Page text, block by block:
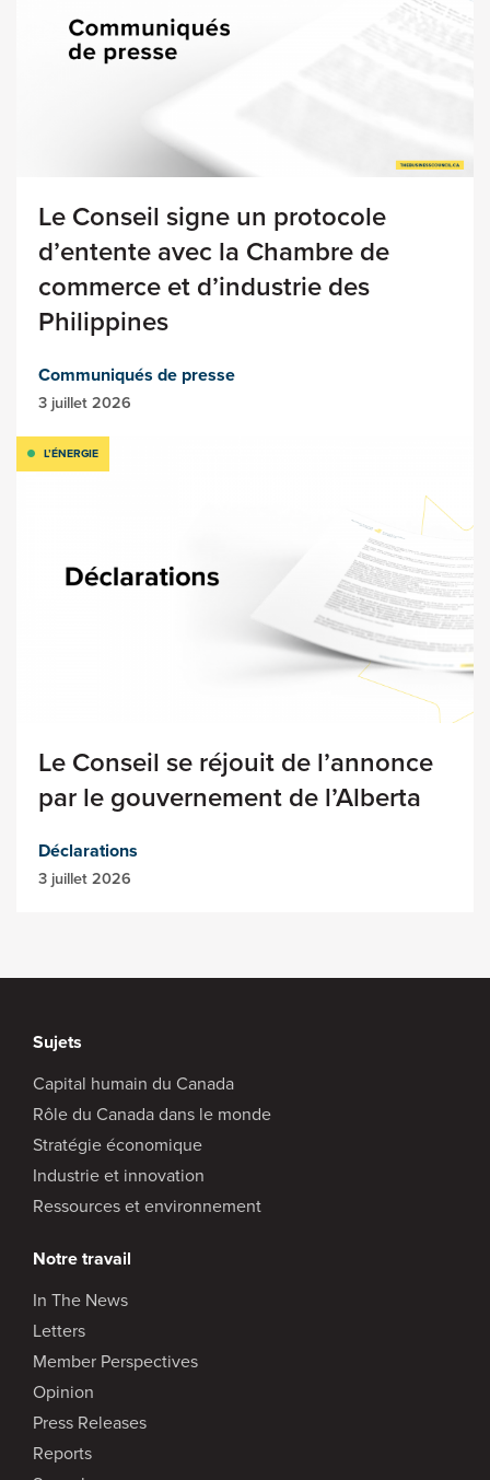
Le Conseil signe un protocole
d’entente avec la Chambre de
commerce et d’industrie des
Philippines
Communiqués de presse
3 juillet 2026
L’ÉNERGIE
Le Conseil se réjouit de l’annonce
par le gouvernement de l’Alberta
Déclarations
3 juillet 2026
Sujets
Capital humain du Canada
Rôle du Canada dans le monde
Stratégie économique
Industrie et innovation
Ressources et environnement
Notre travail
In The News
Letters
Member Perspectives
Opinion
Press Releases
Reports